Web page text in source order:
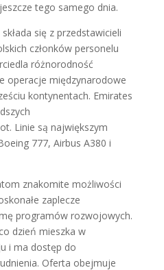
tego samego dnia.
się z przedstawicieli
członków personelu
różnorodność
operacje międzynarodowe
kontynentach. Emirates
Linie są największym
777, Airbus A380 i
znakomite możliwości
zaplecze
programów rozwojowych.
dzień mieszka w
i ma dostęp do
Oferta obejmuje